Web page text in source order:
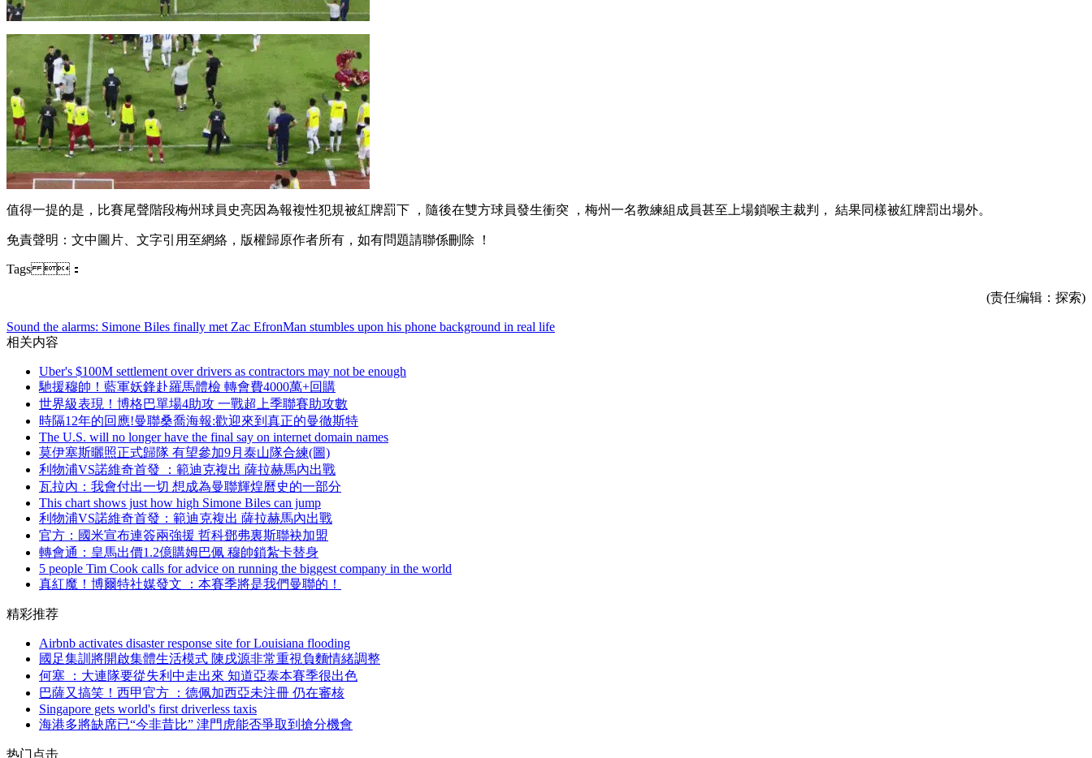
值得一提的是 ，比賽尾聲階段梅州球員史亮因為報複性犯規被紅牌罰下 ，隨後在雙方球員發生衝突 ，梅州一名教練組成員甚至上場鎖喉主裁判 ， 結果同樣被紅牌罰出場外。
免責聲明 ：文中圖片、文字引用至網絡，版權歸原作者所有 ，如有問題請聯係刪除 ！
Tags ：
(责任编辑：探索)
Sound the alarms: Simone Biles finally met Zac EfronMan stumbles upon his phone background in real life
相关内容
Uber's $100M settlement over drivers as contractors may not be enough
馳援穆帥！藍軍妖鋒赴羅馬體檢 轉會費4000萬+回購
世界級表現！博格巴單場4助攻 一戰超上季聯賽助攻數
時隔12年的回應!曼聯桑喬海報:歡迎來到真正的曼徹斯特
The U.S. will no longer have the final say on internet domain names
莫伊塞斯曬照正式歸隊 有望參加9月泰山隊合練(圖)
利物浦VS諾維奇首發 ：範迪克複出 薩拉赫馬內出戰
瓦拉內：我會付出一切 想成為曼聯輝煌曆史的一部分
This chart shows just how high Simone Biles can jump
利物浦VS諾維奇首發 ：範迪克複出 薩拉赫馬內出戰
官方 ：國米宣布連簽兩強援 哲科鄧弗裏斯聯袂加盟
轉會通：皇馬出價1.2億購姆巴佩 穆帥鎖紮卡替身
5 people Tim Cook calls for advice on running the biggest company in the world
真紅魔！博爾特社媒發文 ：本賽季將是我們曼聯的 ！
精彩推荐
Airbnb activates disaster response site for Louisiana flooding
國足集訓將開啟集體生活模式 陳戌源非常重視負麵情緒調整
何塞 ：大連隊要從失利中走出來 知道亞泰本賽季很出色
巴薩又搞笑！西甲官方  ：德佩加西亞未注冊 仍在審核
Singapore gets world's first driverless taxis
海港多將缺席已“今非昔比” 津門虎能否爭取到搶分機會
热门点击